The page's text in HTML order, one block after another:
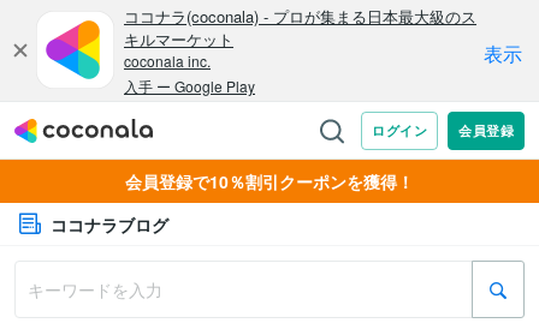
会員登録で10％割引クーポンを獲得！
ココナラブログ